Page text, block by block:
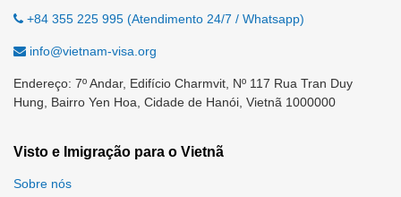
+84 355 225 995 (Atendimento 24/7 / Whatsapp)
info@vietnam-visa.org
Endereço: 7º Andar, Edifício Charmvit, Nº 117 Rua Tran Duy
Hung, Bairro Yen Hoa, Cidade de Hanói, Vietnã 1000000
Visto e Imigração para o Vietnã
Sobre nós